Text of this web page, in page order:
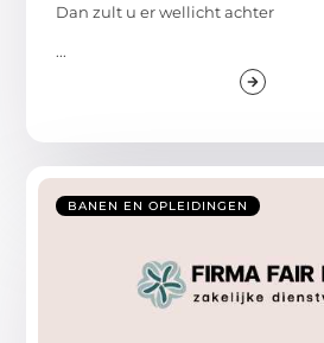
Dan zult u er wellicht achter
...
BANEN EN OPLEIDINGEN